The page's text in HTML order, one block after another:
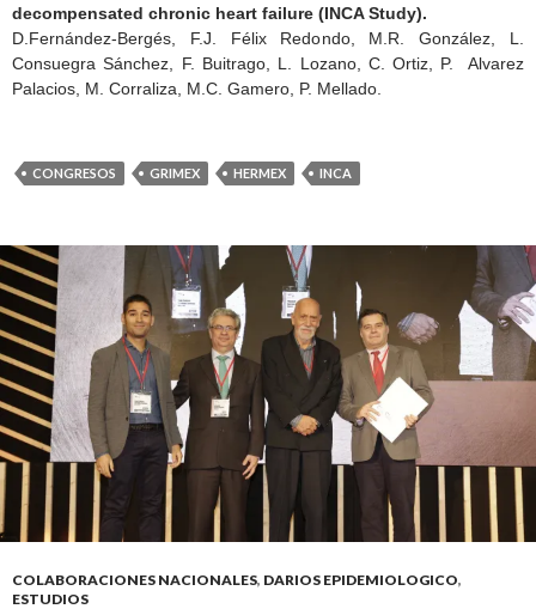
decompensated chronic heart failure (INCA Study).
D.Fernández-Bergés, F.J. Félix Redondo, M.R. González, L.
Consuegra Sánchez, F. Buitrago, L. Lozano, C. Ortiz, P. Alvarez
Palacios, M. Corraliza, M.C. Gamero, P. Mellado.
CONGRESOS GRIMEX HERMEX INCA
COLABORACIONES NACIONALES, DARIOS EPIDEMIOLOGICO,
ESTUDIOS